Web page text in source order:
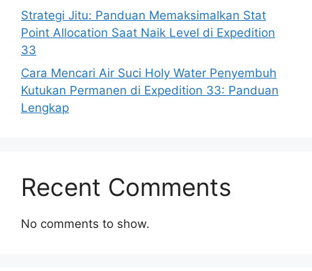
Strategi Jitu: Panduan Memaksimalkan Stat
Point Allocation Saat Naik Level di Expedition
33
Cara Mencari Air Suci Holy Water Penyembuh
Kutukan Permanen di Expedition 33: Panduan
Lengkap
Recent Comments
No comments to show.